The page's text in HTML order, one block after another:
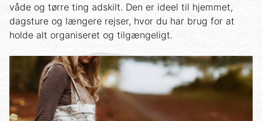
våde og tørre ting adskilt. Den er ideel til hjemmet,
dagsture og længere rejser, hvor du har brug for at
holde alt organiseret og tilgængeligt.